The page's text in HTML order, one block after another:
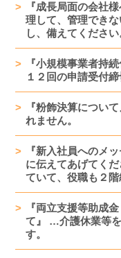
『成長局面の会社
理して、管理でき
し、備えてください
『小規模事業者持
１２回の申請受付
『粉飾決算につい
れません。
『新入社員へのメ
に伝えてあげてく
ていて、役職も２
『両立支援等助成
て』 …介護休業等
す。